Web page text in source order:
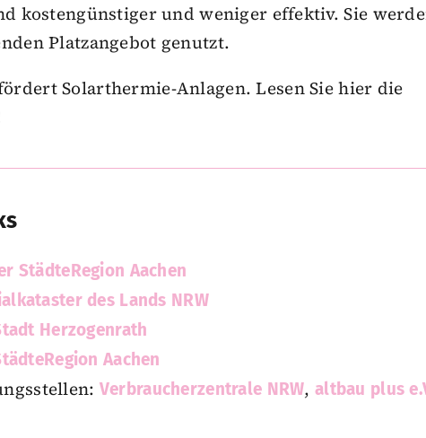
kostengünstiger und weniger effektiv. Sie
Platzangebot genutzt.
Solarthermie-Anlagen. Lesen Sie hier die
StädteRegion Aachen
des Lands NRW
Herzogenrath
Aachen
Verbraucherzentrale NRW,altbau plus